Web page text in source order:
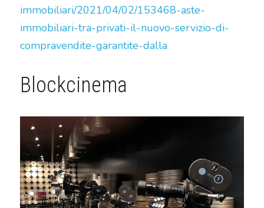
immobiliari/2021/04/02/153468-aste-
immobiliari-tra-privati-il-nuovo-servizio-di-
compravendite-garantite-dalla
Blockcinema